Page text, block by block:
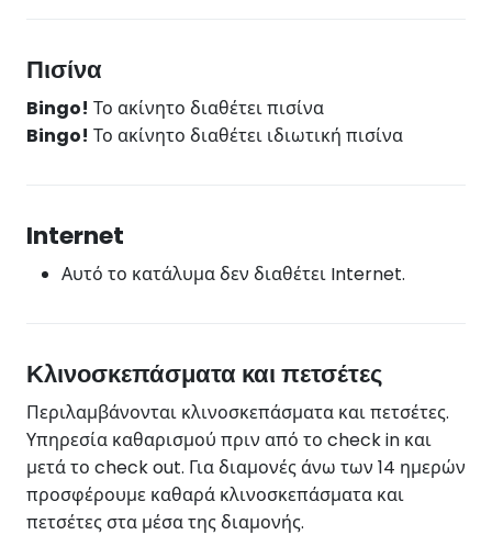
Πισίνα
Bingo! Το ακίνητο διαθέτει πισίνα
Bingo! Το ακίνητο διαθέτει ιδιωτική πισίνα
Internet
Αυτό το κατάλυμα δεν διαθέτει Internet.
Κλινοσκεπάσματα και πετσέτες
Περιλαμβάνονται κλινοσκεπάσματα και πετσέτες.
Υπηρεσία καθαρισμού πριν από το check in και
μετά το check out. Για διαμονές άνω των 14 ημερών
προσφέρουμε καθαρά κλινοσκεπάσματα και
πετσέτες στα μέσα της διαμονής.